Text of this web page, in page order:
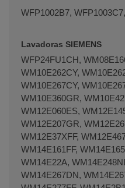
WFP1002B7,
Lavadoras SIEMENS
WFP24FU1CH,
WM10E262CY,
WM10E267CY,
WM10E360GR,
WM12E060ES,
WM12E207GR,
WM12E37XFF,
WM14E161FF,
WM14E22A,
WM14E267DN,